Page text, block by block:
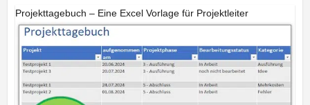
Projekttagebuch – Eine Excel Vorlage für Projektleiter